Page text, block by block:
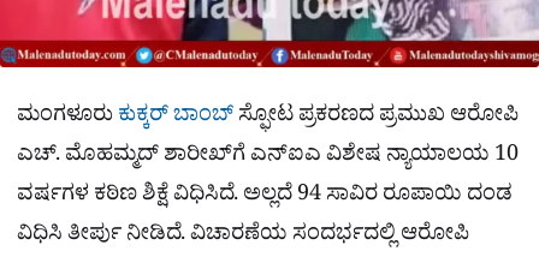
ಮಂಗಳೂರು ಕುಕ್ಕರ್ ಬಾಂಬ್ಸ್ಫೋಟ ಪ್ರಕರಣದ ಪ್ರಮುಖ ಆರೋಪಿ
ಎಚ್. ಮೊಹಮ್ಮದ್ ಶಾರೀಖ್‌ಗೆ ಎನ್‌ಐಎ ವಿಶೇಷ ನ್ಯಾಯಾಲಯ 10
ವರ್ಷಗಳ ಕಠಿಣ ಶಿಕ್ಷೆ ವಿಧಿಸಿದೆ. ಅಲ್ಲದೆ 94 ಸಾವಿರ ರೂಪಾಯಿ ದಂಡ
ವಿಧಿಸಿ ತೀರ್ಪು ನೀಡಿದೆ. ವಿಚಾರಣೆಯ ಸಂದರ್ಭದಲ್ಲಿ ಆರೋಪಿ